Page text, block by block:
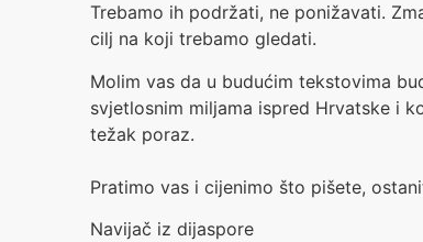
Trebamo ih podržati, ne ponižavati.
cilj na koji trebamo gledati.
Molim vas da u budućim tekstovima
svjetlosnim miljama ispred Hrvatske i
težak poraz.
Pratimo vas i cijenimo što pišete,
Navijač iz dijaspore